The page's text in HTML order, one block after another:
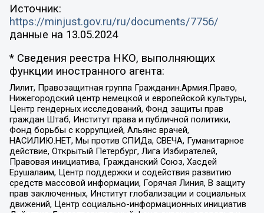
Источник:
https://minjust.gov.ru/ru/documents/7756/
данные на 13.05.2024
* Сведения реестра НКО, выполняющих
функции иностранного агента:
Лилит, Правозащитная группа Гражданин.Армия.Право,
Нижегородский центр немецкой и европейской культуры,
Центр гендерных исследований, Фонд защиты прав
граждан Штаб, Институт права и публичной политики,
Фонд борьбы с коррупцией, Альянс врачей,
НАСИЛИЮ.НЕТ, Мы против СПИДа, СВЕЧА, Гуманитарное
действие, Открытый Петербург, Лига Избирателей,
Правовая инициатива, Гражданский Союз, Хасдей
Ерушалаим, Центр поддержки и содействия развитию
средств массовой информации, Горячая Линия, В защиту
прав заключенных, Институт глобализации и социальных
движений, Центр социально-информационных инициатив